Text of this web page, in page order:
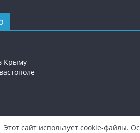
Крыму
Этот сайт использует cookie-файлы.